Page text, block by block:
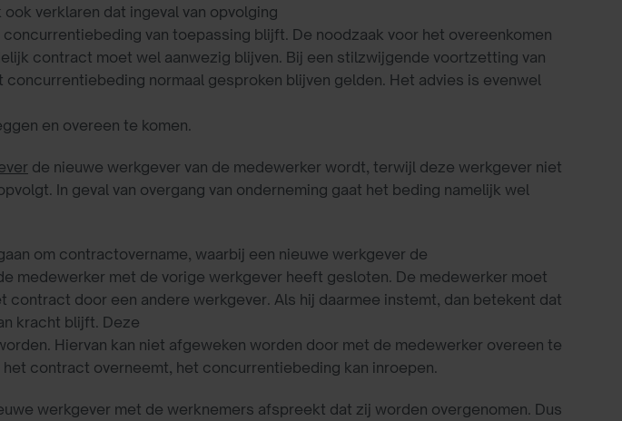
verklaren dat ingeval van opvolging
van toepassing blijft. De noodzaak voor het overeenkomen
contract moet wel aanwezig blijven. Bij een stilzwijgende voortzetting van
normaal gesproken blijven gelden. Het advies is evenwel
en overeen te komen.
de nieuwe werkgever van de medewerker wordt, terwijl deze werkgever niet
In geval van overgang van onderneming gaat het beding namelijk wel
om contractovername, waarbij een nieuwe werkgever de
medewerker met de vorige werkgever heeft gesloten. De medewerker moet
contract door een andere werkgever. Als hij daarmee instemt, dan betekent dat
kracht blijft. Deze
Hiervan kan niet afgeweken worden door met de medewerker overeen te
contract overneemt, het concurrentiebeding kan inroepen.
werkgever met de werknemers afspreekt dat zij worden overgenomen. Dus